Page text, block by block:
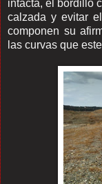
intacta, el bordillo
calzada y evitar
componen su
las curvas que